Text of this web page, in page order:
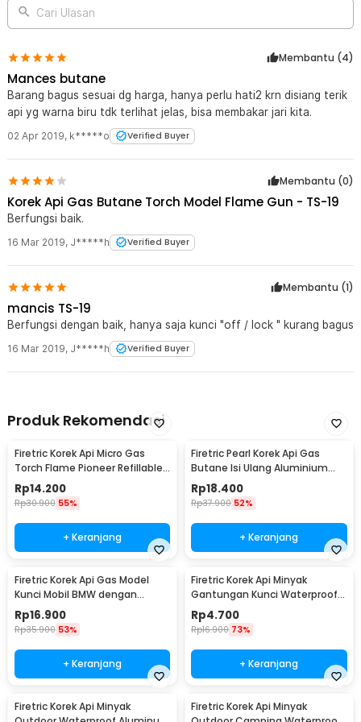
Cari Ulasan
Membantu (4)
Mances butane
Barang bagus sesuai dg harga, hanya perlu hati2 krn disiang terik
api yg warna biru tdk terlihat jelas, bisa membakar jari kita.
02 Apr 2019, k*****o Verified Buyer
Membantu (0)
Korek Api Gas Butane Torch Model Flame Gun - TS-19
Berfungsi baik.
16 Mar 2019, J*****h Verified Buyer
Membantu (1)
mancis TS-19
Berfungsi dengan baik, hanya saja kunci "off / lock " kurang bagus
16 Mar 2019, J*****h Verified Buyer
Produk Rekomendasi
Firetric Korek Api Micro Gas
Torch Flame Pioneer Refillable
Windproof - 7MK2AF
Rp14.200
Rp30.900 55%
+ Keranjang
Firetric Pearl Korek Api Gas
Butane Isi Ulang Aluminium
Elegant - DOL077
Rp18.400
Rp37.900 52%
+ Keranjang
Firetric Korek Api Gas Model
Kunci Mobil BMW dengan
Lampu LED Senter
Rp16.900
Rp35.900 53%
+ Keranjang
Firetric Korek Api Minyak
Gantungan Kunci Waterproof
Survival Aluminum - A1243
Rp4.700
Rp16.900 73%
+ Keranjang
Firetric Korek Api Minyak
Firetric Korek Api Minyak